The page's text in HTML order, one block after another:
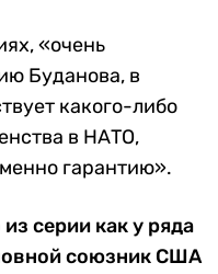
«очень
Буданова, в
какого-либо
в НАТО,
гарантию».
серии как у ряда
союзник США